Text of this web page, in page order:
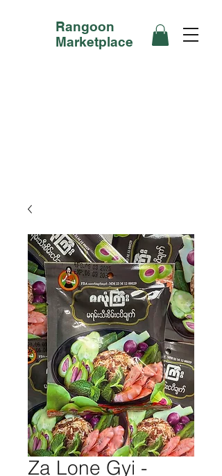
Rangoon
Marketplace
Za Lone Gyi -